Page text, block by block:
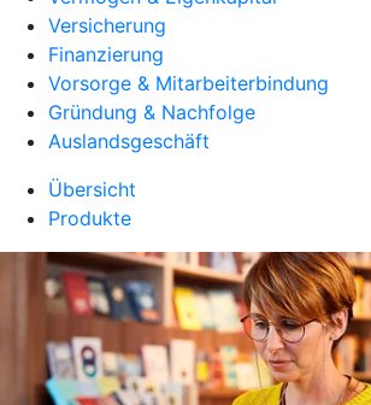
Versicherung
Finanzierung
Vorsorge & Mitarbeiterbindung
Gründung & Nachfolge
Auslandsgeschäft
Übersicht
Produkte